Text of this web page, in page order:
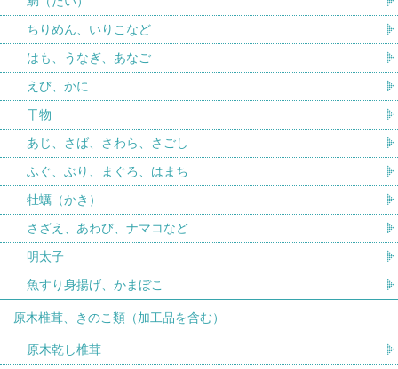
ちりめん、いりこなど
はも、うなぎ、あなご
えび、かに
干物
あじ、さば、さわら、さごし
ふぐ、ぶり、まぐろ、はまち
牡蠣（かき）
さざえ、あわび、ナマコなど
明太子
魚すり身揚げ、かまぼこ
原木椎茸、きのこ類（加工品を含む）
原木乾し椎茸